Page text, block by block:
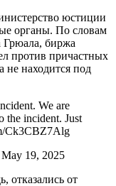
юстиции
органы. По словам
Грюала, биржа
против причастных
находится под
We are
the incident. Just
Ck3CBZ7Alg
19, 2025
отказались от